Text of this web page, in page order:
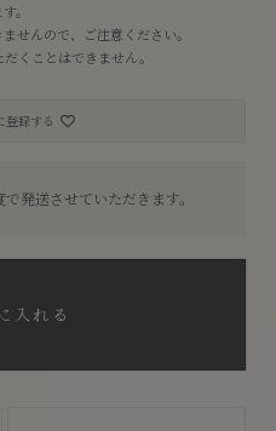
。
せんので、ご注意ください。
くことはできません。
発送させていただきます。
登録する
入れる